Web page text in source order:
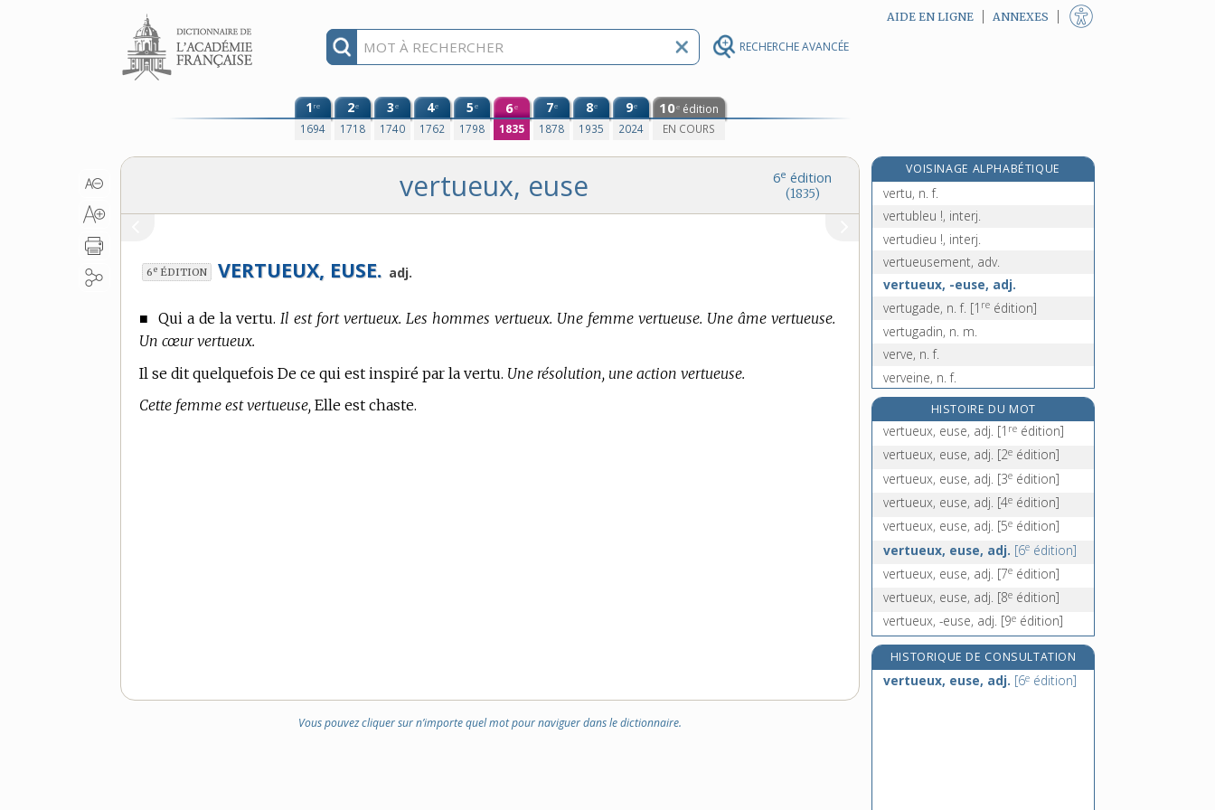
RECHERCHE AVANCÉE
Aller au contenu AIDE EN LIGNE ANNEXES
1re
1694
2e
1718
3e
1740
4e
1762
5e
1798
6e
1835
7e
1878
8e
1935
9e
2024
10e édition
EN COURS
6e édition
(1835)
vertueux, euse
6e ÉDITION VERTUEUX, EUSE. adj.
■Qui a de la vertu. Il est fort vertueux. Les hommes vertueux. Une femme vertueuse. Une âme vertueuse.
Un cœur vertueux.
Il se dit quelquefois De ce qui est inspiré par la vertu. Une résolution, une action vertueuse.
Cette femme est vertueuse, Elle est chaste.
Vous pouvez cliquer sur n’importe quel mot pour naviguer dans le dictionnaire.
VOISINAGE ALPHABÉTIQUE
vertisol, n. m.
vertu, n. f.
vertubleu !, interj.
vertudieu !, interj.
vertueusement, adv.
vertueux, -euse, adj.
vertugade, n. f. [1 re édition]
vertugadin, n. m.
verve, n. f.
verveine, n. f.
vervelle, n. f.
vervet, n. m.
HISTOIRE DU MOT
vertueux, euse, adj. [1 re édition]
vertueux, euse, adj. [2e édition]
vertueux, euse, adj. [3e édition]
vertueux, euse, adj. [4e édition]
vertueux, euse, adj. [5e édition]
vertueux, euse, adj. [6e édition]
vertueux, euse, adj. [7e édition]
vertueux, euse, adj. [8e édition]
vertueux, -euse, adj. [9e édition]
HISTORIQUE DE CONSULTATION
vertueux, euse, adj. [6e édition]